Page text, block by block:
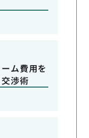
ム費用を
渉術